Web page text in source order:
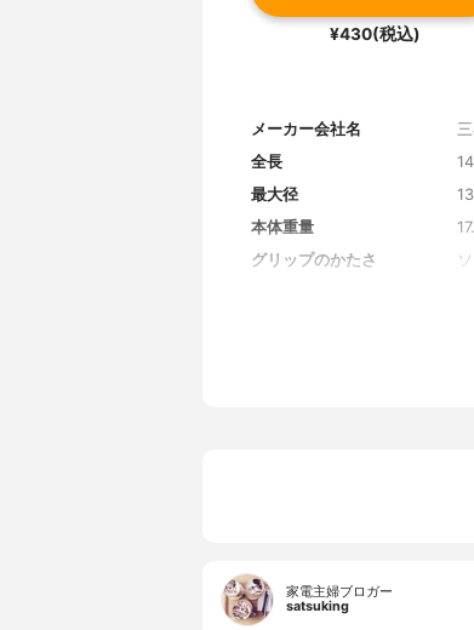
¥430(税込)
メーカー会社名
全長
最大径
本体重量
グリップのかたさ
家電主婦ブロガー
satsuking